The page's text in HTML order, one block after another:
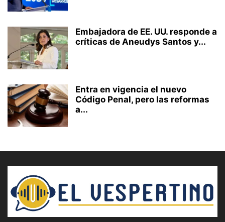
Embajadora de EE. UU. responde a
críticas de Aneudys Santos y...
Entra en vigencia el nuevo
Código Penal, pero las reformas
a...